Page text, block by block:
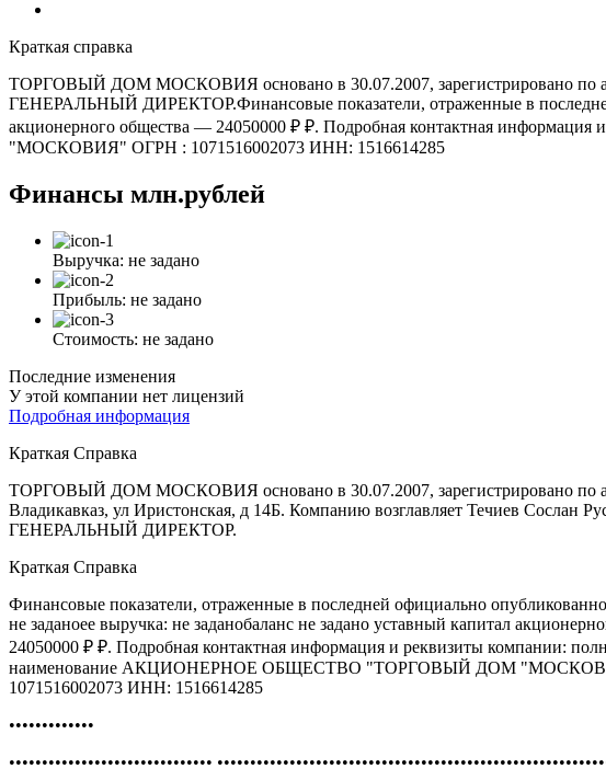
Краткая справка
ТОРГОВЫЙ ДОМ МОСКОВИЯ основано в 30.07.2007, зарегистрировано по
ГЕНЕРАЛЬНЫЙ ДИРЕКТОР.Финансовые показатели, отраженные в последней
акционерного общества — 24050000 ₽ ₽. Подробная контактная
"МОСКОВИЯ" ОГРН : 1071516002073 ИНН: 1516614285
Финансы млн.рублей
Выручка: не задано
Прибыль: не задано
Стоимость: не задано
Последние изменения
У этой компании нет лицензий
Подробная информация
Краткая Справка
ТОРГОВЫЙ ДОМ МОСКОВИЯ основано в 30.07.2007, зарегистрировано по
Владикавказ, ул Иристонская, д 14Б. Компанию возглавляет Течиев Сослан
ГЕНЕРАЛЬНЫЙ ДИРЕКТОР.
Краткая Справка
Финансовые показатели, отраженные в последней официально
не заданоее выручка: не заданобаланс не задано уставный капитал
24050000 ₽ ₽. Подробная контактная информация и реквизиты компании:
наименование АКЦИОНЕРНОЕ ОБЩЕСТВО "ТОРГОВЫЙ ДОМ
1071516002073 ИНН: 1516614285
•••••••••••••
•••••••••••••••••••••••••••••••